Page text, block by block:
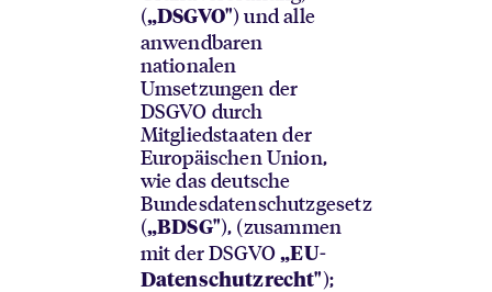
(„DSGVO") und alle
anwendbaren
nationalen
Umsetzungen der
DSGVO durch
Mitgliedstaaten der
Europäischen Union,
wie das deutsche
Bundesdatenschutzgesetz
(„BDSG"), (zusammen
mit der DSGVO„EU-
Datenschutzrecht");